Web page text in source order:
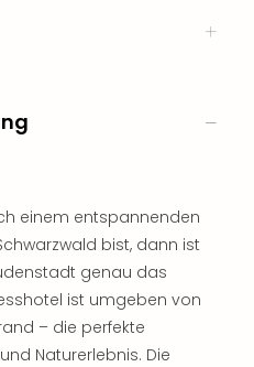
einem entspannenden
bist, dann ist
genau das
ist umgeben von
– die perfekte
Naturerlebnis. Die